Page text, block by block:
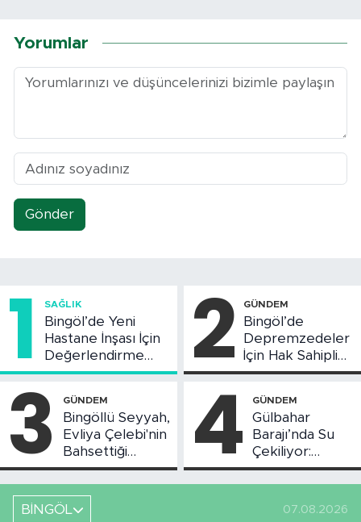
Yorumlar
Gönder
1 SAĞLIK
Bingöl’de Yeni
Hastane İnşası İçin
Değerlendirme
Toplantısı Yapıldı
2 GÜNDEM
Bingöl’de
Depremzedeler
İçin Hak Sahipliği
Askı Süreci
3 GÜNDEM
Bingöllü Seyyah,
Evliya Çelebi'nin
Bahsettiği
Bingöl'deki O
Yeri Görüntüledi
4 GÜNDEM
Gülbahar
Barajı’nda Su
Çekiliyor:
Piknikçi Sayısı
Azaldı
BİNGÖL
07.08.2026